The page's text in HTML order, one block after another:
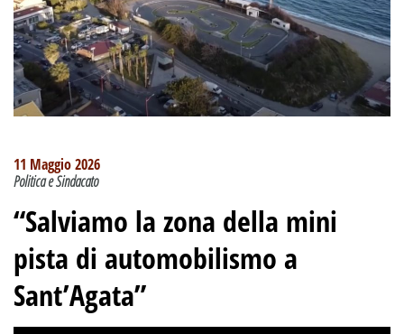
11 Maggio 2026
Politica e Sindacato
“Salviamo la zona della mini
pista di automobilismo a
Sant’Agata”